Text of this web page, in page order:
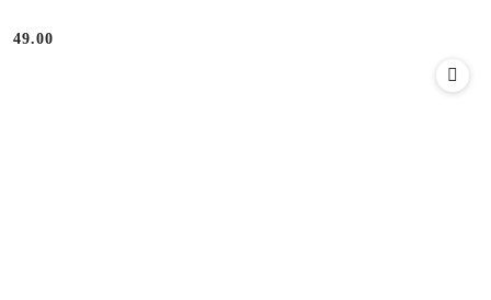
Cena:
49.00